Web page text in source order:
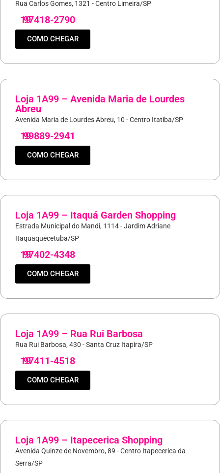
Rua Carlos Gomes, 1321 - Centro Limeira/SP
19
97418-2790
COMO CHEGAR
Loja 1A99 – Avenida Maria de Lourdes
Abreu
Avenida Maria de Lourdes Abreu, 10 - Centro Itatiba/SP
19
99889-2941
COMO CHEGAR
Loja 1A99 – Itaquá Garden Shopping
Estrada Municipal do Mandi, 1114 - Jardim Adriane
Itaquaquecetuba/SP
19
97402-4348
COMO CHEGAR
Loja 1A99 – Rua Rui Barbosa
Rua Rui Barbosa, 430 - Santa Cruz Itapira/SP
19
97411-4518
COMO CHEGAR
Loja 1A99 – Itapecerica Shopping
Avenida Quinze de Novembro, 89 - Centro Itapecerica da
Serra/SP